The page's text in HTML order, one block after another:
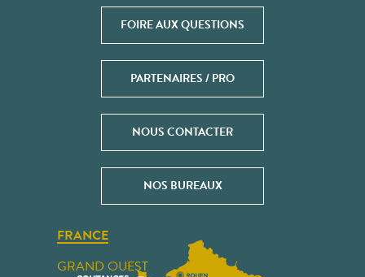
FOIRE AUX QUESTIONS
PARTENAIRES / PRO
NOUS CONTACTER
NOS BUREAUX
FRANCE
GRAND OUEST